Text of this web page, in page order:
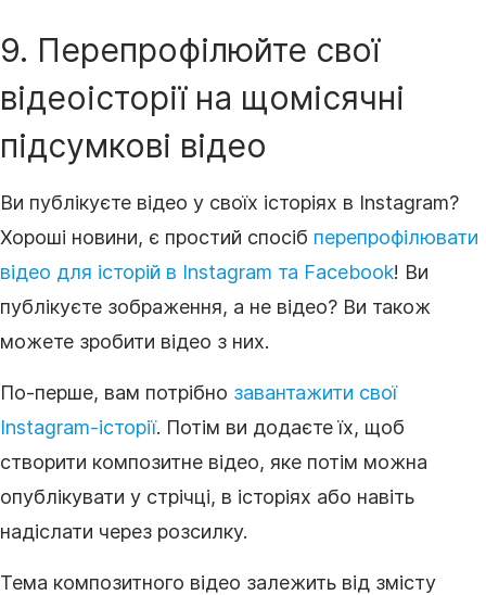
9. Перепрофілюйте свої
відеоісторіїна щомісячні
підсумкові відео
Ви публікуєте відео у своїх історіях в Instagram?
Хороші новини, є простий спосіб перепрофілювати
відео для історій в Instagram та Facebook! Ви
публікуєте зображення, а не відео? Ви також
можете зробити відео з них.
По-перше, вам потрібно завантажити свої
Instagram-історії. Потім ви додаєте їх, щоб
створити композитне відео, яке потім можна
опублікувати у стрічці, в історіях або навіть
надіслати через розсилку.
Тема композитного відео залежить від змісту